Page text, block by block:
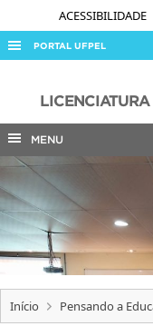
ACESSIBILIDADE
PORTAL UFPEL
AUDITORIA
COBALTO
CONCURSOS
EDITAIS
INTERNACIONAL
OUVIDORIA
PORTARIAS
TELEFONES
MENU
Início Pensando a